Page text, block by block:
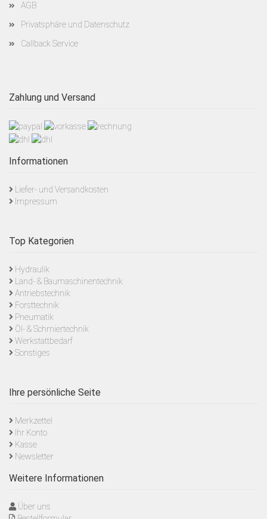
AGB
Privatsphäre und Datenschutz
Callback Service
Zahlung und Versand
Informationen
Liefer- und Versandkosten
Impressum
Top Kategorien
Hydraulik
Land- & Baumaschinentechnik
Antriebstechnik
Forsttechnik
Pneumatik
Öl- & Schmiertechnik
Werkstattbedarf
Sonstiges
Ihre persönliche Seite
Merkzettel
Ihr Konto
Kasse
Newsletter
Weitere Informationen
Über uns